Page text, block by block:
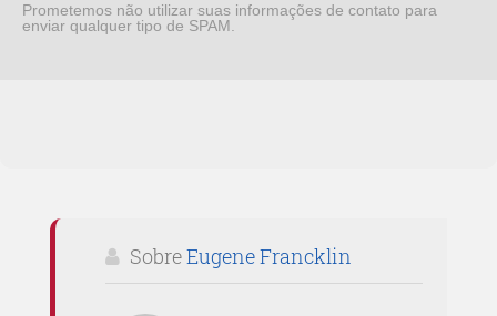
Prometemos não utilizar suas informações de contato para
enviar qualquer tipo de SPAM.
SobreEugene Francklin